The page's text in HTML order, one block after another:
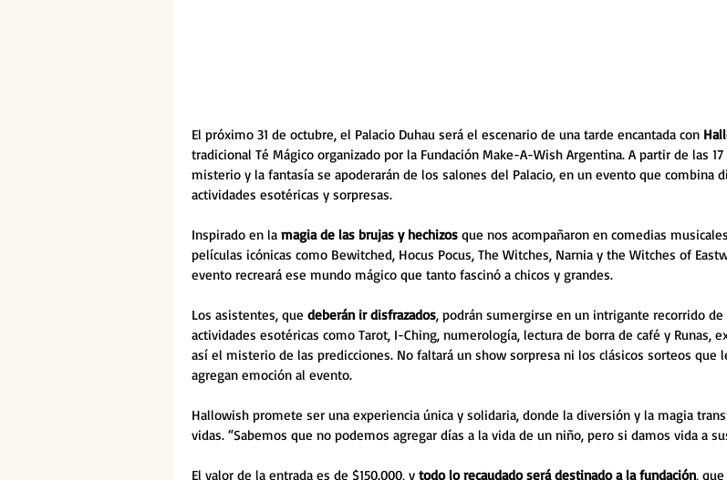
El próximo 31 de octubre, el Palacio Duhau será el escenario de una tarde encantada con
tradicional Té Mágico organizado por la Fundación Make-A-Wish Argentina. A partir de las 17
misterio y la fantasía se apoderarán de los salones del Palacio, en un evento que combina
actividades esotéricas y sorpresas.
Inspirado en la magia de las brujas y hechizos que nos acompañaron en comedias
películas icónicas como Bewitched, Hocus Pocus, The Witches, Narnia y the Witches of
evento recreará ese mundo mágico que tanto fascinó a chicos y grandes.
Los asistentes, que deberán ir disfrazados, podrán sumergirse en un intrigante recorrido de
actividades esotéricas como Tarot, I-Ching, numerología, lectura de borra de café y Runas,
así el misterio de las predicciones. No faltará un show sorpresa ni los clásicos sorteos que
agregan emoción al evento.
Hallowish promete ser una experiencia única y solidaria, donde la diversión y la magia
vidas. “Sabemos que no podemos agregar días a la vida de un niño, pero si damos vida a
El valor de la entrada es de $150.000, y todo lo recaudado será destinado a la fundación,